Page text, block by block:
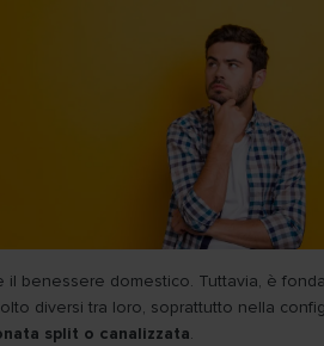
benessere domestico. Tuttavia, è
diversi tra loro, soprattutto nella
split o canalizzata.